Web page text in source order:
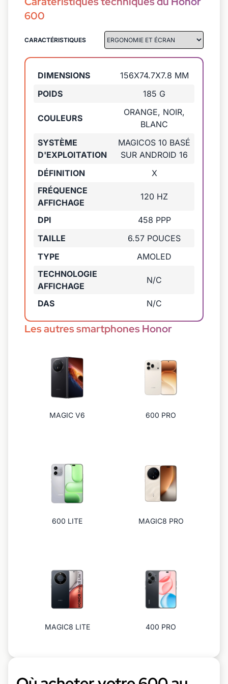
600
CARACTÉRISTIQUES
DIMENSIONS
156X74.7X7.8 MM
POIDS
185 G
COULEURS
ORANGE, NOIR,
BLANC
SYSTÈME
D'EXPLOITATION
MAGICOS 10 BASÉ
SUR ANDROID 16
DÉFINITION
X
FRÉQUENCE
AFFICHAGE
120 HZ
DPI
458 PPP
TAILLE
6.57 POUCES
TYPE
AMOLED
TECHNOLOGIE
AFFICHAGE
N/C
DAS N/C
Les autres smartphones Honor
MAGIC V6 600 PRO
600 LITE MAGIC8 PRO
MAGIC8 LITE 400 PRO